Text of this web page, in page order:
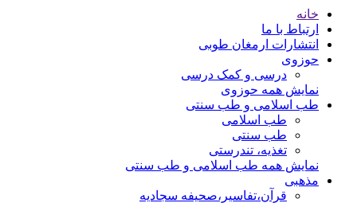
خانه
ارتباط با ما
انتشارات ارمغان طوبی
حوزوی
درسی و کمک درسی
نمایش همه حوزوی
طب اسلامی و طب سنتی
طب اسلامی
طب سنتی
تغذیه، تندرستی
نمایش همه طب اسلامی و طب سنتی
مذهبی
قرآن،تفاسیر،صحیفه سجادیه